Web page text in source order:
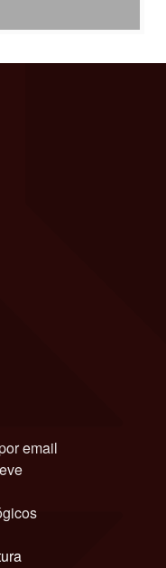
email